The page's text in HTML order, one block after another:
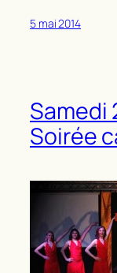
5 mai 2014
Samedi
Soirée